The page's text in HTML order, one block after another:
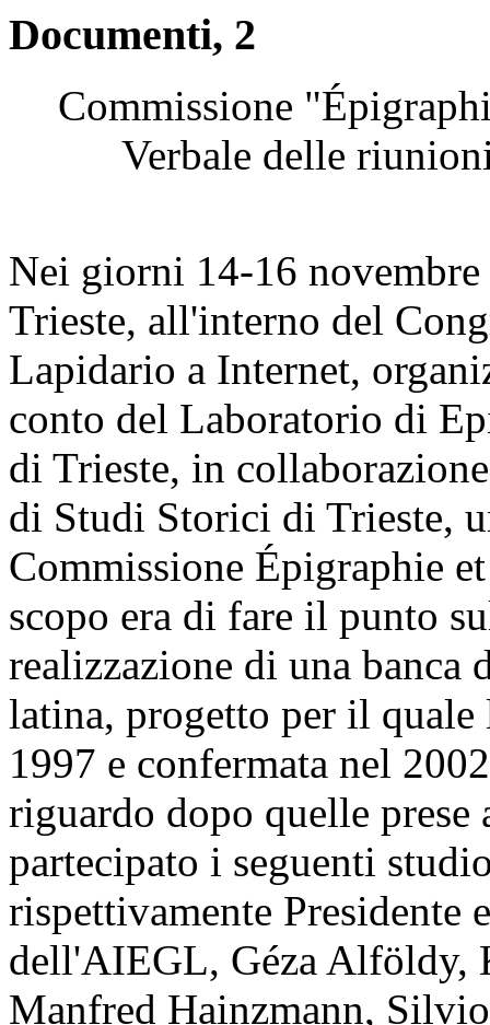
Documenti, 2
Commissione
Verbale delle
Nei giorni 14-16
Trieste, all'interno del
Lapidario a Internet,
conto del Laboratorio di
di Trieste, in
di Studi Storici di Trieste,
Commissione Épigraphie
scopo era di fare il punto
realizzazione di una banca
latina, progetto per il
1997 e confermata nel
riguardo dopo quelle prese
partecipato i seguenti
rispettivamente Presidente
dell'AIEGL, Géza Alföldy,
Manfred Hainzmann,